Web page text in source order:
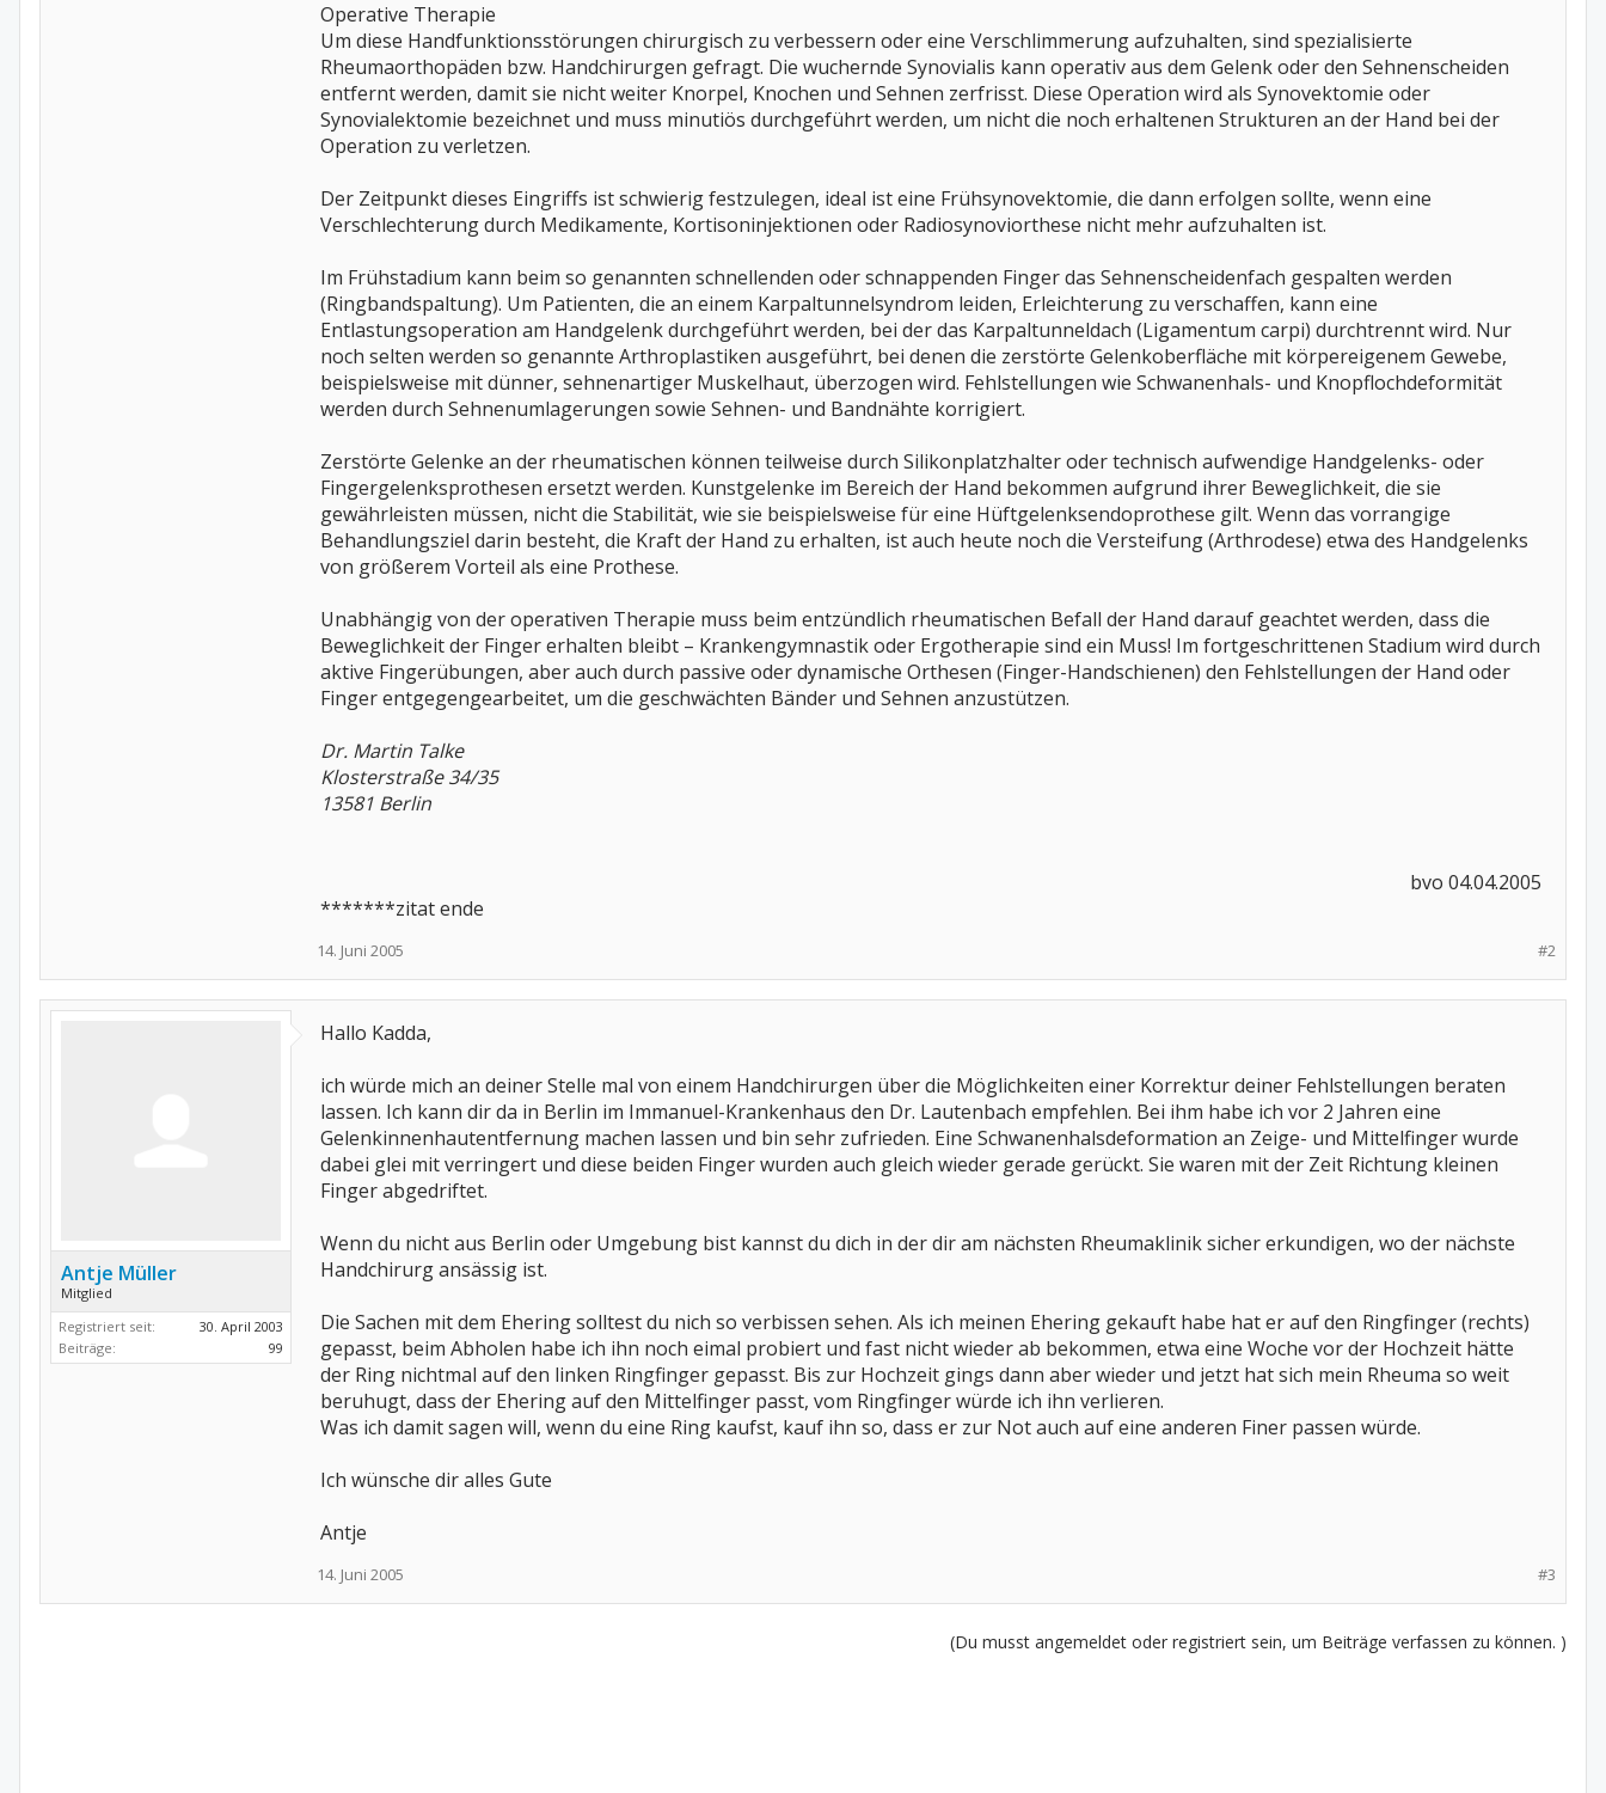
Operative Therapie
Um diese Handfunktionsstörungen chirurgisch zu verbessern oder eine Verschlimmerung aufzuhalten, sind spezialisierte
Rheumaorthopäden bzw. Handchirurgen gefragt. Die wuchernde Synovialis kann operativ aus dem Gelenk oder den Sehnenscheiden
entfernt werden, damit sie nicht weiter Knorpel, Knochen und Sehnen zerfrisst. Diese Operation wird als Synovektomie oder
Synovialektomie bezeichnet und muss minutiös durchgeführt werden, um nicht die noch erhaltenen Strukturen an der Hand bei der
Operation zu verletzen.
Der Zeitpunkt dieses Eingriffs ist schwierig festzulegen, ideal ist eine Frühsynovektomie, die dann erfolgen sollte, wenn eine
Verschlechterung durch Medikamente, Kortisoninjektionen oder Radiosynoviorthese nicht mehr aufzuhalten ist.
Im Frühstadium kann beim so genannten schnellenden oder schnappenden Finger das Sehnenscheidenfach gespalten werden
(Ringbandspaltung). Um Patienten, die an einem Karpaltunnelsyndrom leiden, Erleichterung zu verschaffen, kann eine
Entlastungsoperation am Handgelenk durchgeführt werden, bei der das Karpaltunneldach (Ligamentum carpi) durchtrennt wird. Nur
noch selten werden so genannte Arthroplastiken ausgeführt, bei denen die zerstörte Gelenkoberfläche mit körpereigenem Gewebe,
beispielsweise mit dünner, sehnenartiger Muskelhaut, überzogen wird. Fehlstellungen wie Schwanenhals- und Knopflochdeformität
werden durch Sehnenumlagerungen sowie Sehnen- und Bandnähte korrigiert.
Zerstörte Gelenke an der rheumatischen können teilweise durch Silikonplatzhalter oder technisch aufwendige Handgelenks- oder
Fingergelenksprothesen ersetzt werden. Kunstgelenke im Bereich der Hand bekommen aufgrund ihrer Beweglichkeit, die sie
gewährleisten müssen, nicht die Stabilität, wie sie beispielsweise für eine Hüftgelenksendoprothese gilt. Wenn das vorrangige
Behandlungsziel darin besteht, die Kraft der Hand zu erhalten, ist auch heute noch die Versteifung (Arthrodese) etwa des Handgelenks
von größerem Vorteil als eine Prothese.
Unabhängig von der operativen Therapie muss beim entzündlich rheumatischen Befall der Hand darauf geachtet werden, dass die
Beweglichkeit der Finger erhalten bleibt – Krankengymnastik oder Ergotherapie sind ein Muss! Im fortgeschrittenen Stadium wird durch
aktive Fingerübungen, aber auch durch passive oder dynamische Orthesen (Finger-Handschienen) den Fehlstellungen der Hand oder
Finger entgegengearbeitet, um die geschwächten Bänder und Sehnen anzustützen.
Dr. Martin Talke
Klosterstraße 34/35
13581 Berlin
bvo 04.04.2005 ​
*******zitat ende
#2
14. Juni 2005
Antje Müller
Mitglied
Registriert seit:
30. April 2003
Beiträge:
99
Hallo Kadda,
ich würde mich an deiner Stelle mal von einem Handchirurgen über die Möglichkeiten einer Korrektur deiner Fehlstellungen beraten
lassen. Ich kann dir da in Berlin im Immanuel-Krankenhaus den Dr. Lautenbach empfehlen. Bei ihm habe ich vor 2 Jahren eine
Gelenkinnenhautentfernung machen lassen und bin sehr zufrieden. Eine Schwanenhalsdeformation an Zeige- und Mittelfinger wurde
dabei glei mit verringert und diese beiden Finger wurden auch gleich wieder gerade gerückt. Sie waren mit der Zeit Richtung kleinen
Finger abgedriftet.
Wenn du nicht aus Berlin oder Umgebung bist kannst du dich in der dir am nächsten Rheumaklinik sicher erkundigen, wo der nächste
Handchirurg ansässig ist.
Die Sachen mit dem Ehering solltest du nich so verbissen sehen. Als ich meinen Ehering gekauft habe hat er auf den Ringfinger (rechts)
gepasst, beim Abholen habe ich ihn noch eimal probiert und fast nicht wieder ab bekommen, etwa eine Woche vor der Hochzeit hätte
der Ring nichtmal auf den linken Ringfinger gepasst. Bis zur Hochzeit gings dann aber wieder und jetzt hat sich mein Rheuma so weit
beruhugt, dass der Ehering auf den Mittelfinger passt, vom Ringfinger würde ich ihn verlieren.
Was ich damit sagen will, wenn du eine Ring kaufst, kauf ihn so, dass er zur Not auch auf eine anderen Finer passen würde.
Ich wünsche dir alles Gute
Antje
#3
14. Juni 2005
(Du musst angemeldet oder registriert sein, um Beiträge verfassen zu können. )